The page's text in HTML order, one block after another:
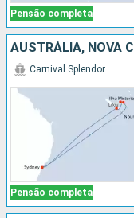
Pensão completa
AUSTRÁLIA, NOVA
Pensão completa
Carnival Splendor